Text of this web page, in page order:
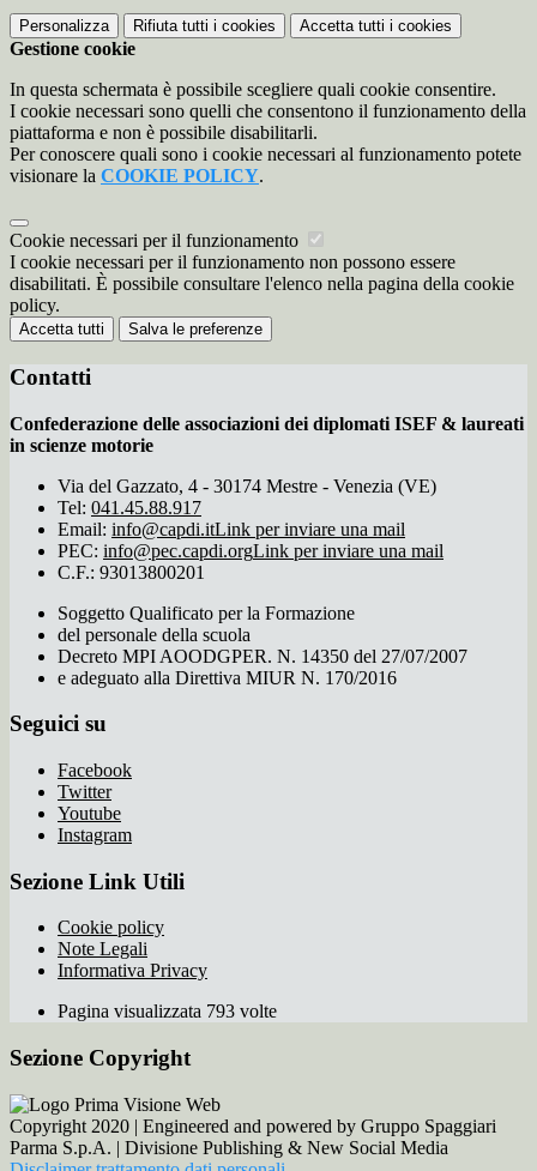
Personalizza Rifiuta tutti i cookies Accetta tutti i cookies
Gestione cookie
In questa schermata è possibile scegliere quali cookie consentire.
I cookie necessari sono quelli che consentono il funzionamento della
piattaforma e non è possibile disabilitarli.
Per conoscere quali sono i cookie necessari al funzionamento potete
visionare la COOKIE POLICY.
Cookie necessari per il funzionamento
I cookie necessari per il funzionamento non possono essere
disabilitati. È possibile consultare l'elenco nella pagina della cookie
policy.
Accetta tutti Salva le preferenze
Contatti
Confederazione delle associazioni dei diplomati ISEF & laureati
in scienze motorie
Via del Gazzato, 4 - 30174 Mestre - Venezia (VE)
Tel: 041.45.88.917
Email: info@capdi.itLink per inviare una mail
PEC: info@pec.capdi.orgLink per inviare una mail
C.F.: 93013800201
Soggetto Qualificato per la Formazione
del personale della scuola
Decreto MPI AOODGPER. N. 14350 del 27/07/2007
e adeguato alla Direttiva MIUR N. 170/2016
Seguici su
Facebook
Twitter
Youtube
Instagram
Sezione Link Utili
Cookie policy
Note Legali
Informativa Privacy
Pagina visualizzata 793 volte
Sezione Copyright
Copyright 2020 | Engineered and powered by Gruppo Spaggiari
Parma S.p.A. | Divisione Publishing & New Social Media